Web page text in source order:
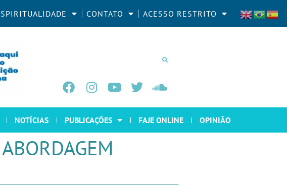
CONTATO ACESSO RESTRITO
NOTÍCIAS PUBLICAÇÕES FAJE ONLINE OPINIÃO